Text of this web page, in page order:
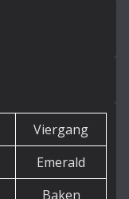
Viergang
Emerald
Baken